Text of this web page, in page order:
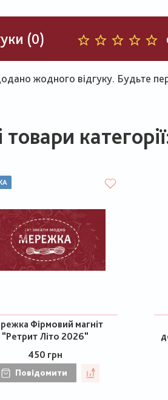
(0)
жодного відгуку. Будьте
товари
Фірмовий магніт
"Ретрит Літо 2026"
450 грн
Повідомити